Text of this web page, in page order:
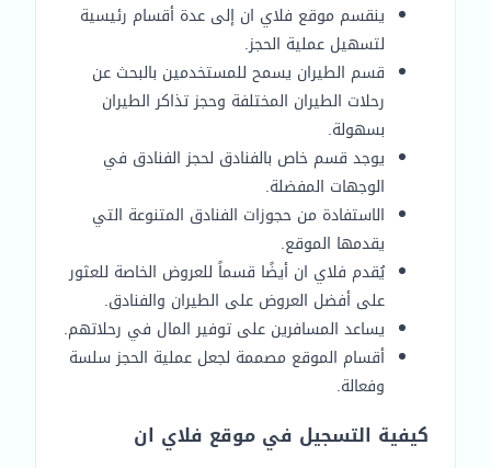
ينقسم موقع فلاي ان إلى عدة أقسام رئيسية
لتسهيل عملية الحجز.
قسم الطيران يسمح للمستخدمين بالبحث عن
رحلات الطيران المختلفة وحجز تذاكر الطيران
بسهولة.
يوجد قسم خاص بالفنادق لحجز الفنادق في
الوجهات المفضلة.
الاستفادة من حجوزات الفنادق المتنوعة التي
يقدمها الموقع.
يُقدم فلاي ان أيضًا قسماً للعروض الخاصة للعثور
على أفضل العروض على الطيران والفنادق.
يساعد المسافرين على توفير المال في رحلاتهم.
أقسام الموقع مصممة لجعل عملية الحجز سلسة
وفعالة.
كيفية التسجيل في موقع فلاي ان